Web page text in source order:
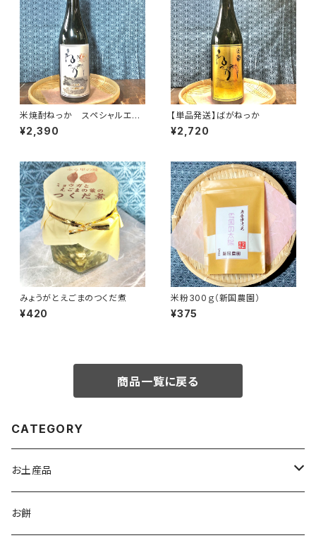
米焼酎ねっか スペシャルエデ
ィション
¥2,390
【単品発送】ばがねっか
¥2,720
みょうがとえごまのつくだ煮
¥420
米粉300ｇ（新国農園）
¥375
商品一覧に戻る
CATEGORY
お土産品
食品
お餅